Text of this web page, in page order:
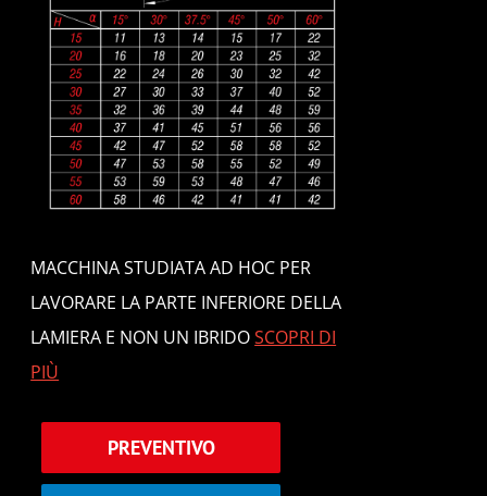
MACCHINA STUDIATA AD HOC PER
LAVORARE LA PARTE INFERIORE DELLA
LAMIERA E NON UN IBRIDOSCOPRI DI
PIÙ
PREVENTIVO